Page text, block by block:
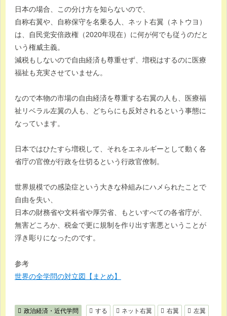
日本の場合、この分け方を知らないので、
自称右翼や、自称保守を名乗る人、ネット右翼（ネトウヨ）
は、自民党安倍政権（2020年現在）に何が何でも従うのだと
いう権威主義。
減税もしないので自由経済も尊重せず、増税はするのに医療
福祉も充実させていません。
なので本物の市場の自由経済を尊重する右翼の人も、医療福
祉リベラル左翼の人も、どちらにも反対されるという事態に
なっています。
日本ではひたすら増税して、それをエネルギーとして動く各
省庁の官僚が行政を仕切るという行政官僚制。
世界規模での感染症という大きな枠組みにハメられたことで
自由を失い、
日本の財務省や文科省や厚労省、もといすべての各省庁が、
無害どころか、税金で更に規制を作り出す害悪ということが
浮き彫りになったのです。
参考
世界の全学問の対立図【まとめ】
政治経済・近代学問 する ネット右翼 右翼
左翼